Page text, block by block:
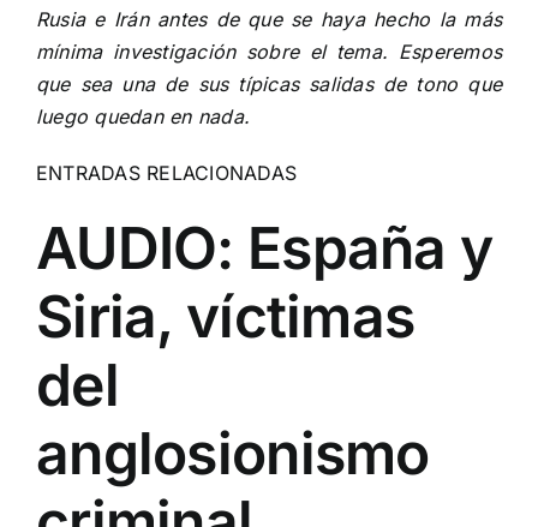
Rusia e Iránantes de que se haya hecho la más
mínima investigación sobre el tema. Esperemos
que sea una de sus típicas salidas de tono que
luego quedan en nada.
ENTRADAS RELACIONADAS
AUDIO: España y
Siria, víctimas
del
anglosionismo